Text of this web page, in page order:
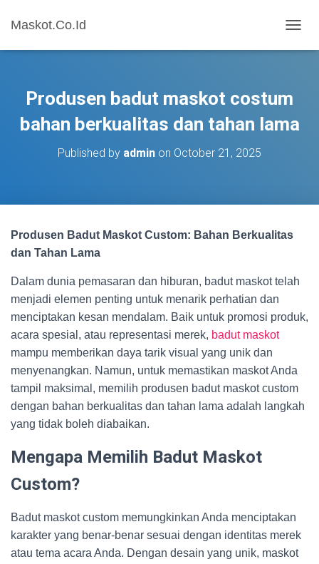
Maskot.Co.Id
O
A
N
Produsen badut maskot costum
bahan berkualitas dan tahan lama
Published by admin on October 21, 2025
Produsen Badut Maskot Custom: Bahan Berkualitas
dan Tahan Lama
Dalam dunia pemasaran dan hiburan, badut maskot telah
menjadi elemen penting untuk menarik perhatian dan
menciptakan kesan mendalam. Baik untuk promosi produk,
acara spesial, atau representasi merek, badut maskot
mampu memberikan daya tarik visual yang unik dan
menyenangkan. Namun, untuk memastikan maskot Anda
tampil maksimal, memilih produsen badut maskot custom
dengan bahan berkualitas dan tahan lama adalah langkah
yang tidak boleh diabaikan.
Mengapa Memilih Badut Maskot
Custom?
Badut maskot custom memungkinkan Anda menciptakan
karakter yang benar-benar sesuai dengan identitas merek
atau tema acara Anda. Dengan desain yang unik, maskot